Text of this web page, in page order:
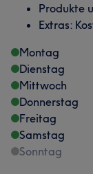
Produkte
Extras:
Montag
Dienstag
Mittwoch
Donnerstag
Freitag
Samstag
Sonntag